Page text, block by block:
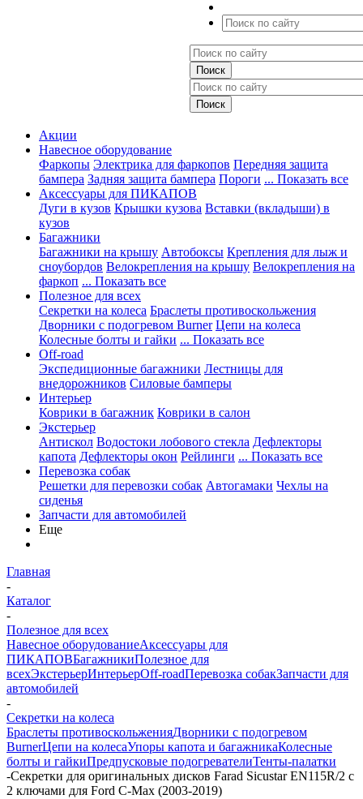
Акции
Навесное оборудование
Фаркопы Электрика для фаркопов Передняя защита
бампера Задняя защита бампера Пороги ... Показать все
Аксессуары для ПИКАПОВ
Дуги в кузов Крышки кузова Вставки (вкладыши) в
кузов
Багажники
Багажники на крышу Автобоксы Крепления для лыж и
сноубордов Велокрепления на крышу Велокрепления на
фаркоп ... Показать все
Полезное для всех
Секретки на колеса Браслеты противоскольжения
Дворники с подогревом Burner Цепи на колеса
Колесные болты и гайки ... Показать все
Off-road
Экспедиционные багажники Лестницы для
внедорожников Силовые бамперы
Интерьер
Коврики в багажник Коврики в салон
Экстерьер
Антискол Водостоки лобового стекла Дефлекторы
капота Дефлекторы окон Рейлинги ... Показать все
Перевозка собак
Решетки для перевозки собак Автогамаки Чехлы на
сиденья
Запчасти для автомобилей
Еще
Главная
-
Каталог
-
Полезное для всех
Навесное оборудованиеАксессуары для
ПИКАПОВБагажникиПолезное для
всехЭкстерьерИнтерьерOff-roadПеревозка собакЗапчасти для
автомобилей
-
Секретки на колеса
Браслеты противоскольженияДворники с подогревом
BurnerЦепи на колесаУпоры капота и багажникаКолесные
болты и гайкиПредпусковые подогревателиТенты-палатки
-Секретки для оригинальных дисков Farad Sicustar EN115R/2 с
2 ключами для Ford C-Max (2003-2019)